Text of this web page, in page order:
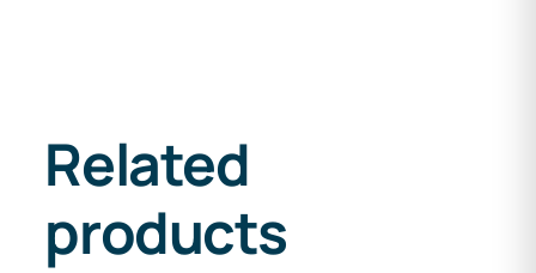
Related
products